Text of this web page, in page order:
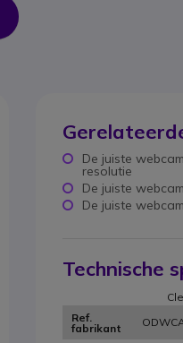
De juiste
resolutie
De juiste
De juiste
Technische
Ref.
fabrikant